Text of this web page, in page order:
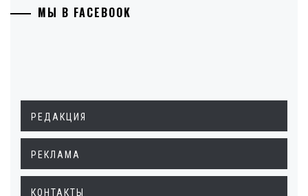
МЫ В FACEBOOK
РЕДАКЦИЯ
РЕКЛАМА
КОНТАКТЫ